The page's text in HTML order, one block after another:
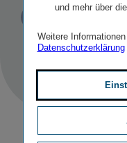
und mehr über
Weitere
Datenschutzerklärung|